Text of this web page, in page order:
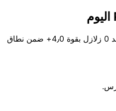
Pointe-Noire، Congo: تم رصد 0 زلازل بقوة 4٫0+ ضمن نطاق